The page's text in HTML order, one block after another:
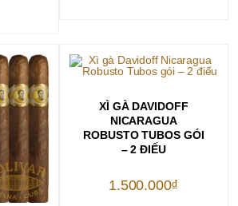
THÊM VÀO GIỎ HÀNG
XÌ GÀ DAVIDOFF
NICARAGUA
ROBUSTO TUBOS GÓI
– 2 ĐIẾU
1.500.000₫